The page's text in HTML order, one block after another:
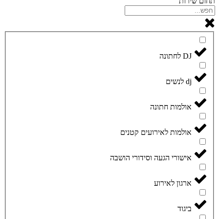
DJ לחתונה
dj לנשים
אולמות חתונה
אולמות לאירועים קטנים
אישורי הגעה וסידורי הושבה
ארגון לאירוע
ביגוד